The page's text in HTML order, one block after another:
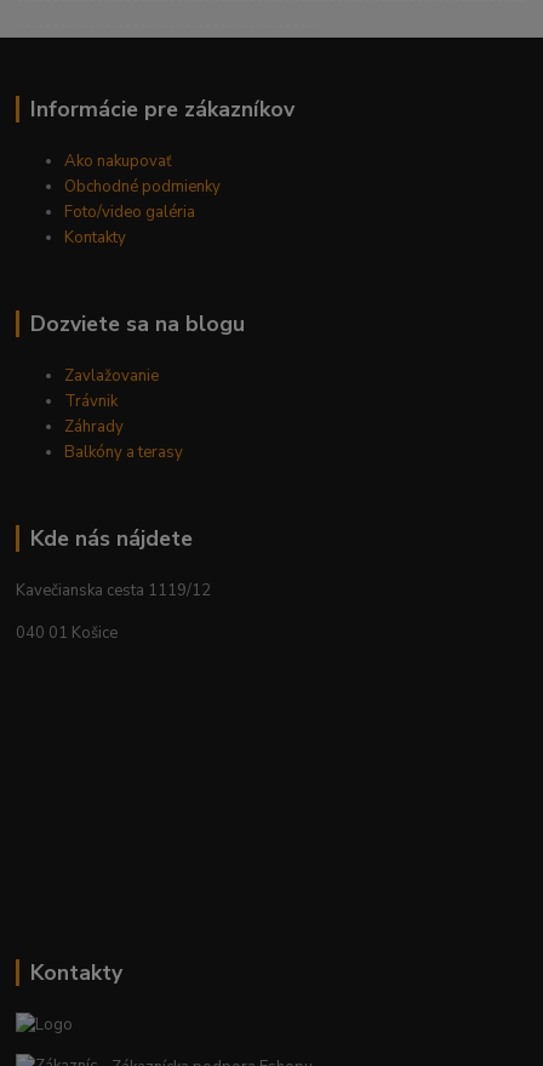
Informácie pre zákazníkov
Ako nakupovať
Obchodné podmienky
Foto/video galéria
Kontakty
Dozviete sa na blogu
Zavlažovanie
Trávnik
Záhrady
Balkóny a terasy
Kde nás nájdete
Kavečianska cesta 1119/12
040 01 Košice
Kontakty